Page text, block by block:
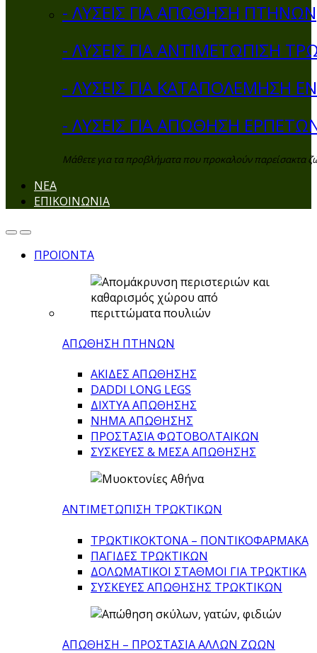
- ΛΥΣΕΙΣ ΓΙΑ ΑΠΩΘΗΣΗ ΠΤΗΝΩΝ
- ΛΥΣΕΙΣ ΓΙΑ ΑΝΤΙΜΕΤΩΠΙΣΗ
- ΛΥΣΕΙΣ ΓΙΑ ΚΑΤΑΠΟΛΕΜΗΣΗ
- ΛΥΣΕΙΣ ΓΙΑ ΑΠΩΘΗΣΗ
Μάθετε για τα προβλήματα που προκαλούν παρείσακτα
ΝΕΑ
ΕΠΙΚΟΙΝΩΝΙΑ
ΠΡΟΪΟΝΤΑ
ΑΠΩΘΗΣΗ ΠΤΗΝΩΝ
ΑΚΙΔΕΣ ΑΠΩΘΗΣΗΣ
DADDI LONG LEGS
ΔΙΧΤΥΑ ΑΠΩΘΗΣΗΣ
ΝΗΜΑ ΑΠΩΘΗΣΗΣ
ΠΡΟΣΤΑΣΙΑ ΦΩΤΟΒΟΛΤΑΙΚΩΝ
ΣΥΣΚΕΥΕΣ & ΜΕΣΑ ΑΠΩΘΗΣΗΣ
ΑΝΤΙΜΕΤΩΠΙΣΗ ΤΡΩΚΤΙΚΩΝ
ΤΡΩΚΤΙΚΟΚΤΟΝΑ – ΠΟΝΤΙΚΟΦΑΡΜΑΚA
ΠΑΓΙΔΕΣ ΤΡΩΚΤΙΚΩΝ
ΔΟΛΩΜΑΤΙΚΟΙ ΣΤΑΘΜΟΙ ΓΙΑ ΤΡΩΚΤΙΚΑ
ΣΥΣΚΕΥΕΣ ΑΠΩΘΗΣΗΣ ΤΡΩΚΤΙΚΩΝ
ΑΠΩΘΗΣΗ – ΠΡΟΣΤΑΣΙΑ ΑΛΛΩΝ ΖΩΩΝ